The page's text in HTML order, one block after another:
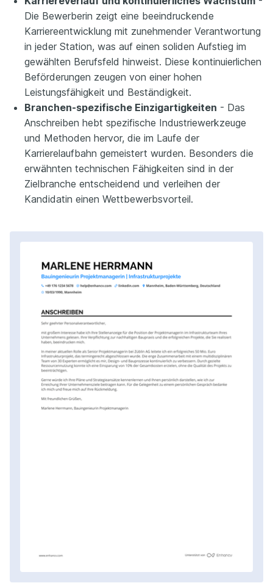
Die Bewerberin zeigt eine beeindruckende
Karriereentwicklung mit zunehmender Verantwortung
in jeder Station, was auf einen soliden Aufstieg im
gewählten Berufsfeld hinweist. Diese kontinuierlichen
Beförderungen zeugen von einer hohen
Leistungsfähigkeit und Beständigkeit.
Branchen-spezifische Einzigartigkeiten - Das
Anschreiben hebt spezifische Industriewerkzeuge
und Methoden hervor, die im Laufe der
Karrierelaufbahn gemeistert wurden. Besonders die
erwähnten technischen Fähigkeiten sind in der
Zielbranche entscheidend und verleihen der
Kandidatin einen Wettbewerbsvorteil.